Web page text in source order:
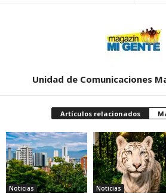
Unidad de Comunicaciones
Artículos relacionados
Noticias Noticias